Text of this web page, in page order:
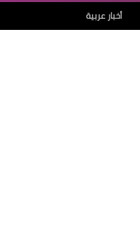
أخبار عربية